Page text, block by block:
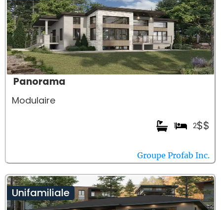
Panorama
Modulaire
$$
2
1
Groupe Profab Inc.
Unifamiliale